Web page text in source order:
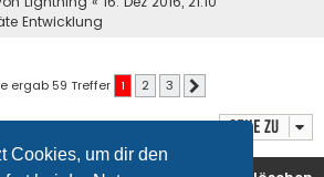
Cookies, um dir den
Entwicklung
ergab 59 Treffer 1 2 3
Gehe zu